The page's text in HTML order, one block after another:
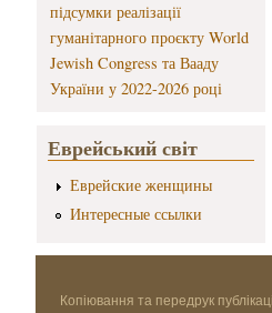
підсумки реалізації
гуманітарного проєкту World
Jewish Congress та Вааду
України у 2022-2026 році
Еврейський світ
Еврейские женщины
Интересные ссылки
Копіювання та передрук